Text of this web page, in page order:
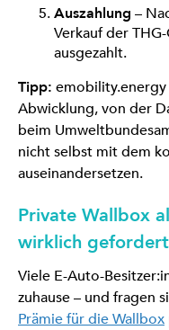
Auszahlung –
Verkauf der
ausgezahlt.
Tipp:
Abwicklung, von der
beim
nicht selbst mit dem
auseinandersetzen.
Private Wallbox
wirklich
Viele E-Auto-
zuhause – und fragen
Prämie für die Wallbox